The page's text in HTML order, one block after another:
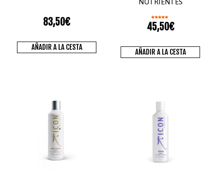
83,50€
AÑADIR A LA CESTA
NUTRIENTES
Valorado
con
5.00
de 5
45,50€
AÑADIR A LA CESTA